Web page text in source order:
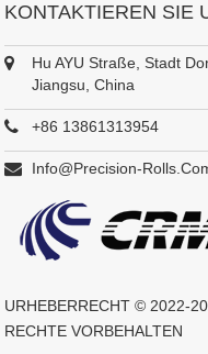
KONTAKTIEREN SIE
Hu AYU Straße, Stadt
Jiangsu, China
+86 13861313954
Info@precision-
URHEBERRECHT © 2022-
RECHTE VORBEHALTEN